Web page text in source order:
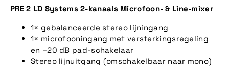
PRE 2 LD Systems 2-kanaals Microfoon- & Line-mixer
1× gebalanceerde stereo lijningang
1× microfooningang met versterkingsregeling
en –20 dB pad-schakelaar
Stereo lijnuitgang (omschakelbaar naar mono)